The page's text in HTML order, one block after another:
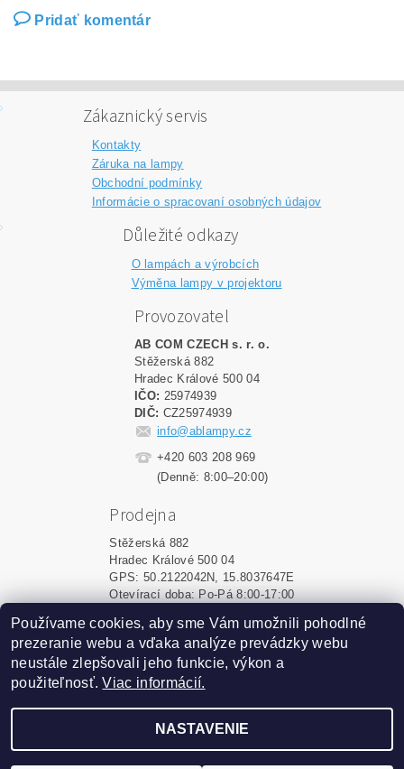
Pridať komentár
Zákaznický servis
Kontakty
Záruka na lampy
Obchodní podmínky
Informácie o spracovaní osobných údajov
Důležité odkazy
O lampách a výrobcích
Výměna lampy v projektoru
Provozovatel
AB COM CZECH s. r. o.
Stěžerská 882
Hradec Králové 500 04
IČO: 25974939
DIČ: CZ25974939
info@ablampy.cz
+420 603 208 969
(Denně: 8:00–20:00)
Prodejna
Stěžerská 882
Hradec Králové 500 04
GPS: 50.2122042N, 15.8037647E
Otevírací doba: Po-Pá 8:00-17:00
Shoptet.sk MôjPrvýEshop.sk
Vytvoril Shoptet
Používame cookies, aby sme Vám umožnili pohodlné
prezeranie webu a vďaka analýze prevádzky webu
neustále zlepšovali jeho funkcie, výkon a
použiteľnosť.Viac informácií.
NASTAVENIE